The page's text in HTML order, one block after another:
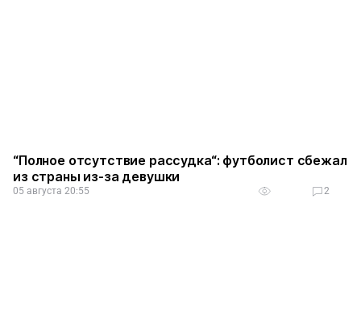
“Полное отсутствие рассудка“: футболист сбежал
из страны из-за девушки
05 августа 20:55 2